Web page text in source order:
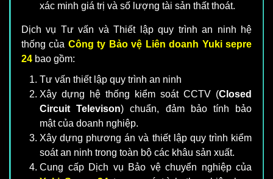
xác minh giá trị và số lượng tài sản thất thoát.
Dịch vụ Tư vấn và Thiết lập quy trình an ninh hệ
thống của Công ty Bảo vệ Liên doanh Yuki sepre
24 bao gồm:
Tư vấn thiết lập quy trình an ninh
Xây dựng hệ thống kiểm soát CCTV (Closed
Circuit Televison) chuẩn, đảm bảo tính bảo
mật của doanh nghiệp.
Xây dựng phương án và thiết lập quy trình kiểm
soát an ninh trong toàn bộ các khâu sản xuất.
Cung cấp Dịch vụ Bảo vệ chuyển nghiệp của